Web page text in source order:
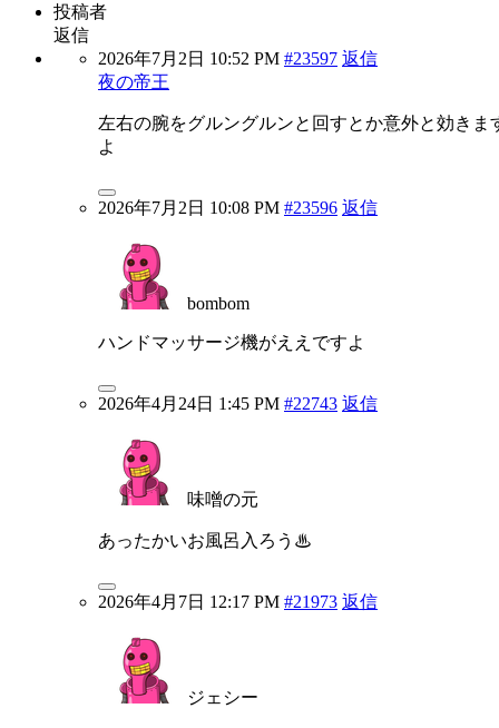
投稿者
返信
2026年7月2日 10:52 PM #23597 返信
夜の帝王
左右の腕をグルングルンと回すとか意外と効きま
よ
2026年7月2日 10:08 PM #23596 返信
bombom
ハンドマッサージ機がええですよ
2026年4月24日 1:45 PM #22743 返信
味噌の元
あったかいお風呂入ろう♨
2026年4月7日 12:17 PM #21973 返信
ジェシー